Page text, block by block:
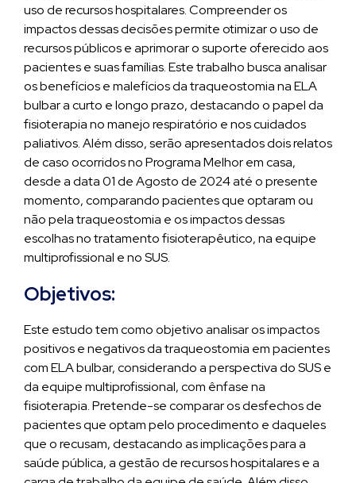
uso de recursos hospitalares. Compreender os
impactos dessas decisões permite otimizar o uso de
recursos públicos e aprimorar o suporte oferecido aos
pacientes e suas famílias. Este trabalho busca analisar
os benefícios e malefícios da traqueostomia na ELA
bulbar a curto e longo prazo, destacando o papel da
fisioterapia no manejo respiratório e nos cuidados
paliativos. Além disso, serão apresentados dois relatos
de caso ocorridos no Programa Melhor em casa,
desde a data 01 de Agosto de 2024 até o presente
momento, comparando pacientes que optaram ou
não pela traqueostomia e os impactos dessas
escolhas no tratamento fisioterapêutico, na equipe
multiprofissional e no SUS.
Objetivos:
Este estudo tem como objetivo analisar os impactos
positivos e negativos da traqueostomia em pacientes
com ELA bulbar, considerando a perspectiva do SUS e
da equipe multiprofissional, com ênfase na
fisioterapia. Pretende-se comparar os desfechos de
pacientes que optam pelo procedimento e daqueles
que o recusam, destacando as implicações para a
saúde pública, a gestão de recursos hospitalares e a